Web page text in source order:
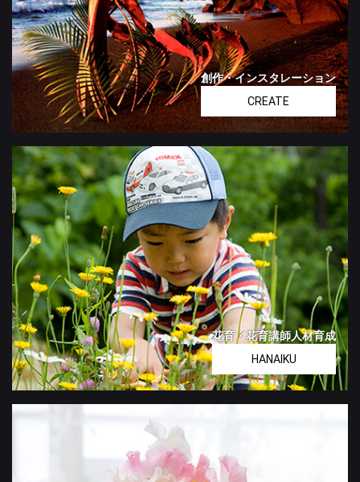
創作・インスタレーション
CREATE
花育・花育講師人材育成
HANAIKU